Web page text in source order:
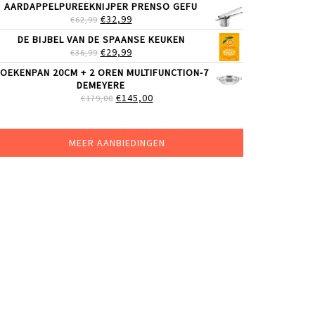
WAS:
€109,00.
IS:
AARDAPPELPUREEKNIJPER PRENSO GEFU
€62,99 OORSPRONKELIJKE
PRIJS
WAS:
€62,99.
€32,99HUIDIGE
PRIJS
IS:
€32,99.
DE BIJBEL VAN DE SPAANSE KEUKEN
€36,99 OORSPRONKELIJKE
PRIJS
WAS:
€36,99.
€29,99HUIDIGE
PRIJS
IS:
20CM + 2 OREN MULTIFUNCTION-7
DEMEYERE
€179,00 OORSPRONKELIJKE
€145,00HUIDIGE
MEER AANBIEDINGEN